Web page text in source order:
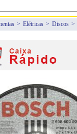
> Elétricas > Discos >